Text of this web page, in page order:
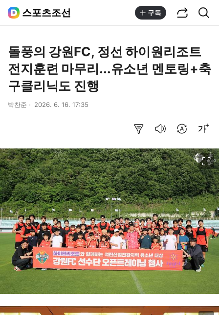
스포츠조선 구독
돌풍의 강원FC, 정선 하이원리조트
전지훈련 마무리...유소년 멘토링+축
구클리닉도 진행
박찬준 2026. 6. 16. 17:35